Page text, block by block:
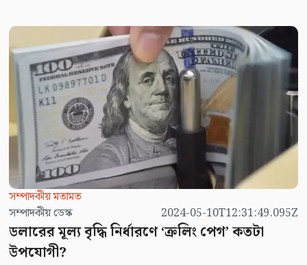
সম্পাদকীয় মতামত
সম্পাদকীয় ডেস্ক
2024-05-10T12:31:49.095Z
ডলারের মূল্য বৃদ্ধি নির্ধারণে ‘ক্রলিং পেগ’ কতটা
উপযোগী?